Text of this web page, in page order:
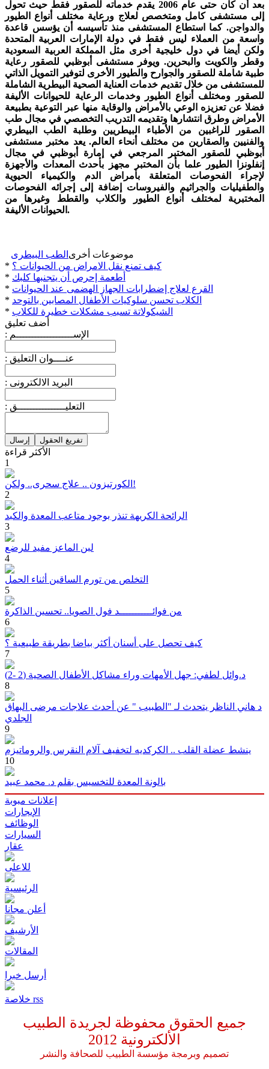
بعد أن كان حتى عام 2006 يقدم خدماته للصقور فقط حيث تحول
إلى مستشفى كامل ومتخصص لعلاج ورعاية مختلف أنواع الطيور
والدواجن. كما استطاع المستشفى منذ تأسيسه أن يؤسس قاعدة
واسعة من العملاء ليس فقط في دولة الإمارات العربية المتحدة
ولكن أيضا في دول خليجية أخرى مثل المملكة العربية السعودية
وقطر والكويت والبحرين. ويوفر مستشفى أبوظبي للصقور رعاية
طبية شاملة للصقور والجوارح والطيور الأخرى لتوفير التمويل الذاتي
للمستشفى من خلال تقديم خدمات العناية الصحية البيطرية الشاملة
للصقور ومختلف أنواع الطيور وخدمات الرعاية للحيوانات الأليفة
فضلا عن تعزيزه الوعي بالأمراض والوقاية منها عبر التوعية بطبيعة
الأمراض وطرق انتشارها وتقديمه التدريب التخصصي في مجال طب
الصقور للراغبين من الأطباء البيطريين وطلبة الطب البيطري
والفنيين والصقارين من مختلف أنحاء العالم. يعد مختبر مستشفى
أبوظبي للصقور المختبر المرجعي في إمارة أبوظبي في مجال
إنفلونزا الطيور علما بأن المختبر مجهز بأحدث المعدات والأجهزة
لإجراء الفحوصات المتعلقة بأمراض الدم والكيمياء الحيوية
والطفيليات والجراثيم والفيروسات إضافة إلى إجرائه الفحوصات
المختبرية لمختلف أنواع الطيور والكلاب والقطط وغيرها من
الحيوانات الأليفة.
موضوعات أخرى الطب البيطرى
* كيف تمنع نقل الامراض من الحيوانات ؟
* أطعمة إحرص أن يتجنبها كلبك
* القرع لعلاج إضطرابات الجهاز الهضمى عند الحيوانات
* الكلاب تحسن سلوكيات الأطفال المصابين بالتوحد
* الشيكولاتة تسبب مشكلات خطيرة للكلاب
أضف تعليق
: الإســـــــــــــــــــم
: عنــــوان التعليق
: البريد الالكترونى
: التعليــــــــــــــــق
الأكثر قراءة
1
الكورتيزون .. علاج سحرى.. ولكن!
2
الرائحة الكريهة تنذر بوجود متاعب المعدة والكبد
3
لبن الماعز مفيد للرضع
4
التخلص من تورم الساقين أثناء الحمل
5
من فوائـــــــــــد فول الصويا.. تحسين الذاكرة
6
كيف تحصل على أسنان أكثر بياضا بطريقة طبيعية ؟
7
د.وائل لطفي: جهل الأمهات وراء مشاكل الأطفال الصحية (2 -2)
8
د هاني الناظر يتحدث لـ "الطبيب " عن أحدث علاجات مرضى البهاق
الجلدي
9
ينشط عضلة القلب .. الكركديه لتخفيف آلام النقرس والروماتيزم
10
بالونة المعدة للتخسيس بقلم د. محمد عبيد
إعلانات مبوبة
الإيجارات
الوظائف
السيارات
عقار
للاعلى
الرئيسية
أعلن مجانا
الأرشيف
المقالات
أرسل خبرا
خلاصة rss
جميع الحقوق محفوظة لجريدة الطبيب
الألكترونية
تصميم وبرمجة مؤسسة الطبيب للصحافة والنشر